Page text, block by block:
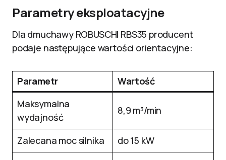
Parametry eksploatacyjne
Dla dmuchawy ROBUSCHI RBS35 producent
podaje następujące wartości orientacyjne:
Parametr
Wartość
Maksymalna
wydajność
8,9 m³/min
Zalecana moc silnika
do 15 kW